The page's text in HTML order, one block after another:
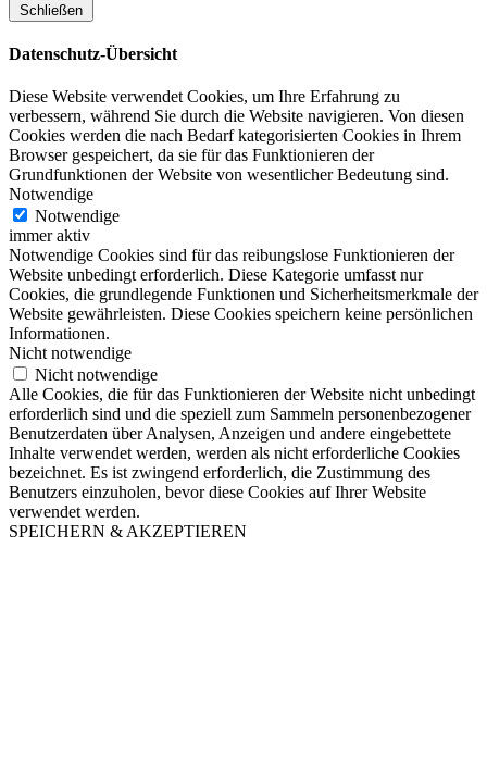
Schließen
Datenschutz-Übersicht
Diese Website verwendet Cookies, um Ihre Erfahrung zu
verbessern, während Sie durch die Website navigieren. Von diesen
Cookies werden die nach Bedarf kategorisierten Cookies in Ihrem
Browser gespeichert, da sie für das Funktionieren der
Grundfunktionen der Website von wesentlicher Bedeutung sind.
Notwendige
Notwendige
immer aktiv
Notwendige Cookies sind für das reibungslose Funktionieren der
Website unbedingt erforderlich. Diese Kategorie umfasst nur
Cookies, die grundlegende Funktionen und Sicherheitsmerkmale der
Website gewährleisten. Diese Cookies speichern keine persönlichen
Informationen.
Nicht notwendige
Nicht notwendige
Alle Cookies, die für das Funktionieren der Website nicht unbedingt
erforderlich sind und die speziell zum Sammeln personenbezogener
Benutzerdaten über Analysen, Anzeigen und andere eingebettete
Inhalte verwendet werden, werden als nicht erforderliche Cookies
bezeichnet. Es ist zwingend erforderlich, die Zustimmung des
Benutzers einzuholen, bevor diese Cookies auf Ihrer Website
verwendet werden.
SPEICHERN & AKZEPTIEREN